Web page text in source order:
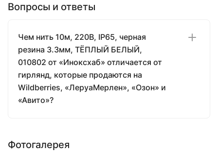
Вопросы и ответы
Чем нить 10м, 220В, IP65, черная
резина 3.3мм, ТЁПЛЫЙ БЕЛЫЙ,
010802 от «Иноксхаб» отличается от
гирлянд, которые продаются на
Wildberries, «ЛеруаМерлен», «Озон» и
«Авито»?
Фотогалерея